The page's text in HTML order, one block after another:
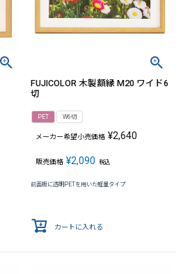
FUJICOLOR 木製額縁 M20 ワイド6
切
PET W6切
メーカー希望小売価格 ¥2,640
販売価格 ¥2,090 税込
前面板に透明PETを用いた軽量タイプ
カートに入れる